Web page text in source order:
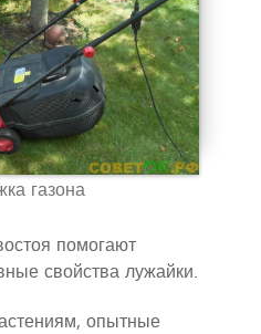
газона
помогают
свойства лужайки.
опытные